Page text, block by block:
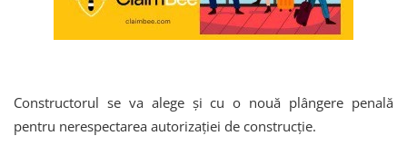
Constructorul se va alege și cu o nouă plângere penală
pentru nerespectarea autorizației de construcție.